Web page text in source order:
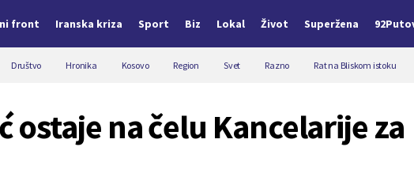
front Iranska kriza Sport Biz Lokal Život Superžena
Društvo Hronika Kosovo Region Svet Razno Rat na Bliskom istoku
ostaje na čelu Kancelarije za